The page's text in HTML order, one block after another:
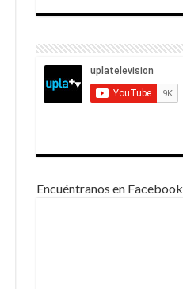
Encuéntranos en Facebook